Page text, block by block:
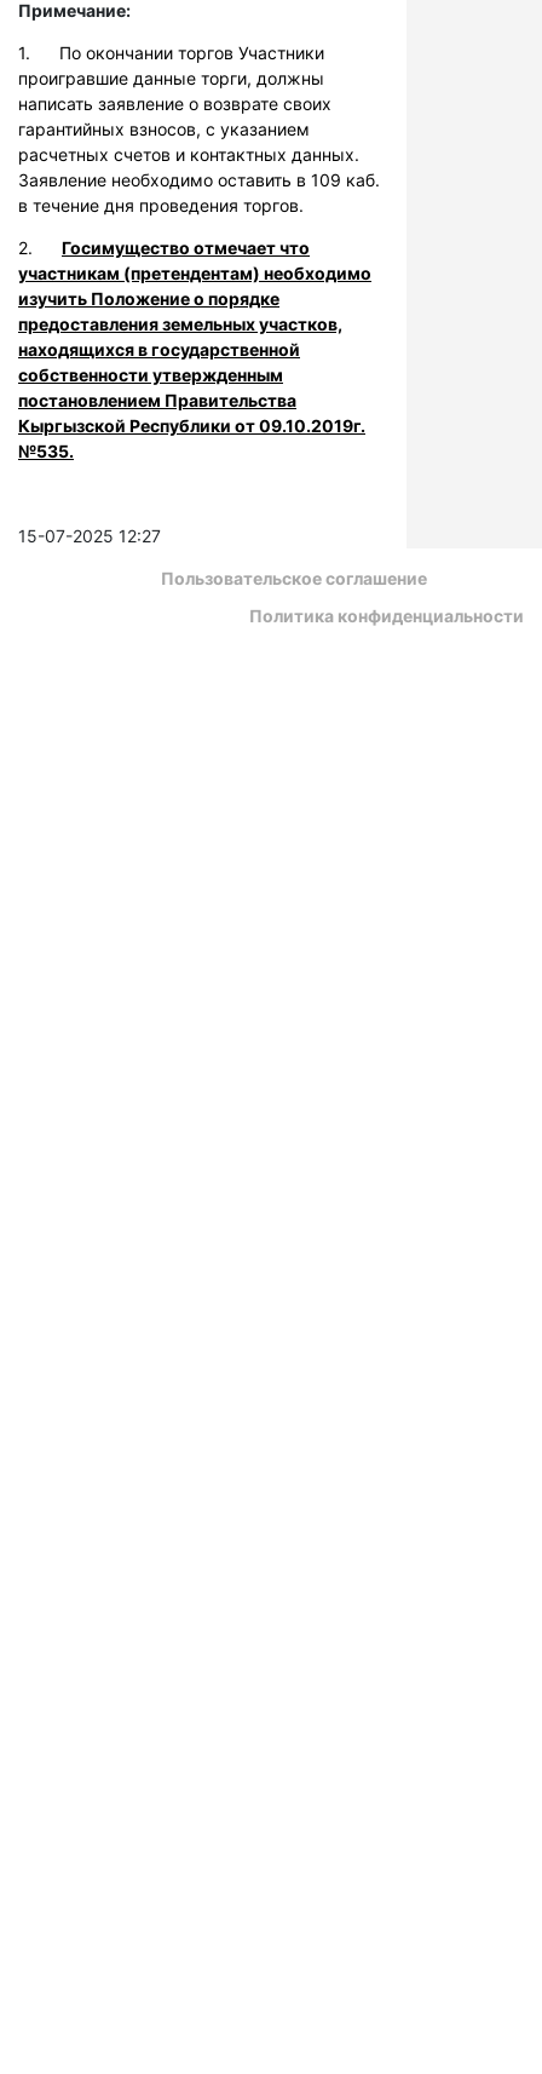
Примечание:
1. По окончании торгов Участники
проигравшие данные торги, должны
написать заявление о возврате своих
гарантийных взносов, с указанием
расчетных счетов и контактных данных.
Заявление необходимо оставить в 109 каб.
в течение дня проведения торгов.
2. Госимущество отмечает что
участникам (претендентам) необходимо
изучить Положение о порядке
предоставления земельных участков,
находящихся в государственной
собственности утвержденным
постановлением Правительства
Кыргызской Республики от 09.10.2019г.
№535.
15-07-2025 12:27
Пользовательское соглашение
Политика конфиденциальности